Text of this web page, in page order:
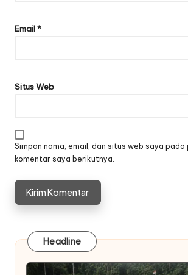
Email*
Situs Web
Simpan nama, email, dan situs web saya pada
komentar saya berikutnya.
Headline